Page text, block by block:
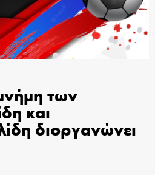
των
και
διοργανώνει